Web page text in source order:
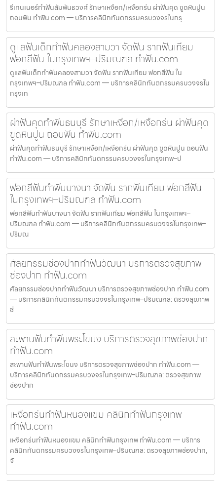
รีเทนเนอร์ทำฟันสัมพันธวงศ์ รักษาเหงือก/เหงือกร่น ผ่าฟันคุด ขูดหินปูน
ถอนฟัน ทำฟัน.com — บริการคลินิกทันตกรรมครบวงจรในกรุ
ดูแลฟันเด็กทำฟันคลองสามวา จัดฟัน รากฟันเทียม
ฟอกสีฟัน ในกรุงเทพฯ–ปริมณฑล ทำฟัน.com
ดูแลฟันเด็กทำฟันคลองสามวา จัดฟัน รากฟันเทียม ฟอกสีฟัน ใน
กรุงเทพฯ–ปริมณฑล ทำฟัน.com — บริการคลินิกทันตกรรมครบวงจรใน
กรุงเท
ผ่าฟันคุดทำฟันธนบุรี รักษาเหงือก/เหงือกร่น ผ่าฟันคุด
ขูดหินปูน ถอนฟัน ทำฟัน.com
ผ่าฟันคุดทำฟันธนบุรี รักษาเหงือก/เหงือกร่น ผ่าฟันคุด ขูดหินปูน ถอนฟัน
ทำฟัน.com — บริการคลินิกทันตกรรมครบวงจรในกรุงเทพ–ป
ฟอกสีฟันทำฟันบางนา จัดฟัน รากฟันเทียม ฟอกสีฟัน
ในกรุงเทพฯ–ปริมณฑล ทำฟัน.com
ฟอกสีฟันทำฟันบางนา จัดฟัน รากฟันเทียม ฟอกสีฟัน ในกรุงเทพฯ–
ปริมณฑล ทำฟัน.com — บริการคลินิกทันตกรรมครบวงจรในกรุงเทพ–
ปริมณ
ศัลยกรรมช่องปากทำฟันวัฒนา บริการตรวจสุขภาพ
ช่องปาก ทำฟัน.com
ศัลยกรรมช่องปากทำฟันวัฒนา บริการตรวจสุขภาพช่องปาก ทำฟัน.com
— บริการคลินิกทันตกรรมครบวงจรในกรุงเทพ–ปริมณฑล: ตรวจสุขภาพ
ช่
สะพานฟันทำฟันพระโขนง บริการตรวจสุขภาพช่องปาก
ทำฟัน.com
สะพานฟันทำฟันพระโขนง บริการตรวจสุขภาพช่องปาก ทำฟัน.com —
บริการคลินิกทันตกรรมครบวงจรในกรุงเทพ–ปริมณฑล: ตรวจสุขภาพ
ช่องปาก
เหงือกร่นทำฟันหนองแขม คลินิกทำฟันกรุงเทพ
ทำฟัน.com
เหงือกร่นทำฟันหนองแขม คลินิกทำฟันกรุงเทพ ทำฟัน.com — บริการ
คลินิกทันตกรรมครบวงจรในกรุงเทพ–ปริมณฑล: ตรวจสุขภาพช่องปาก,
จั